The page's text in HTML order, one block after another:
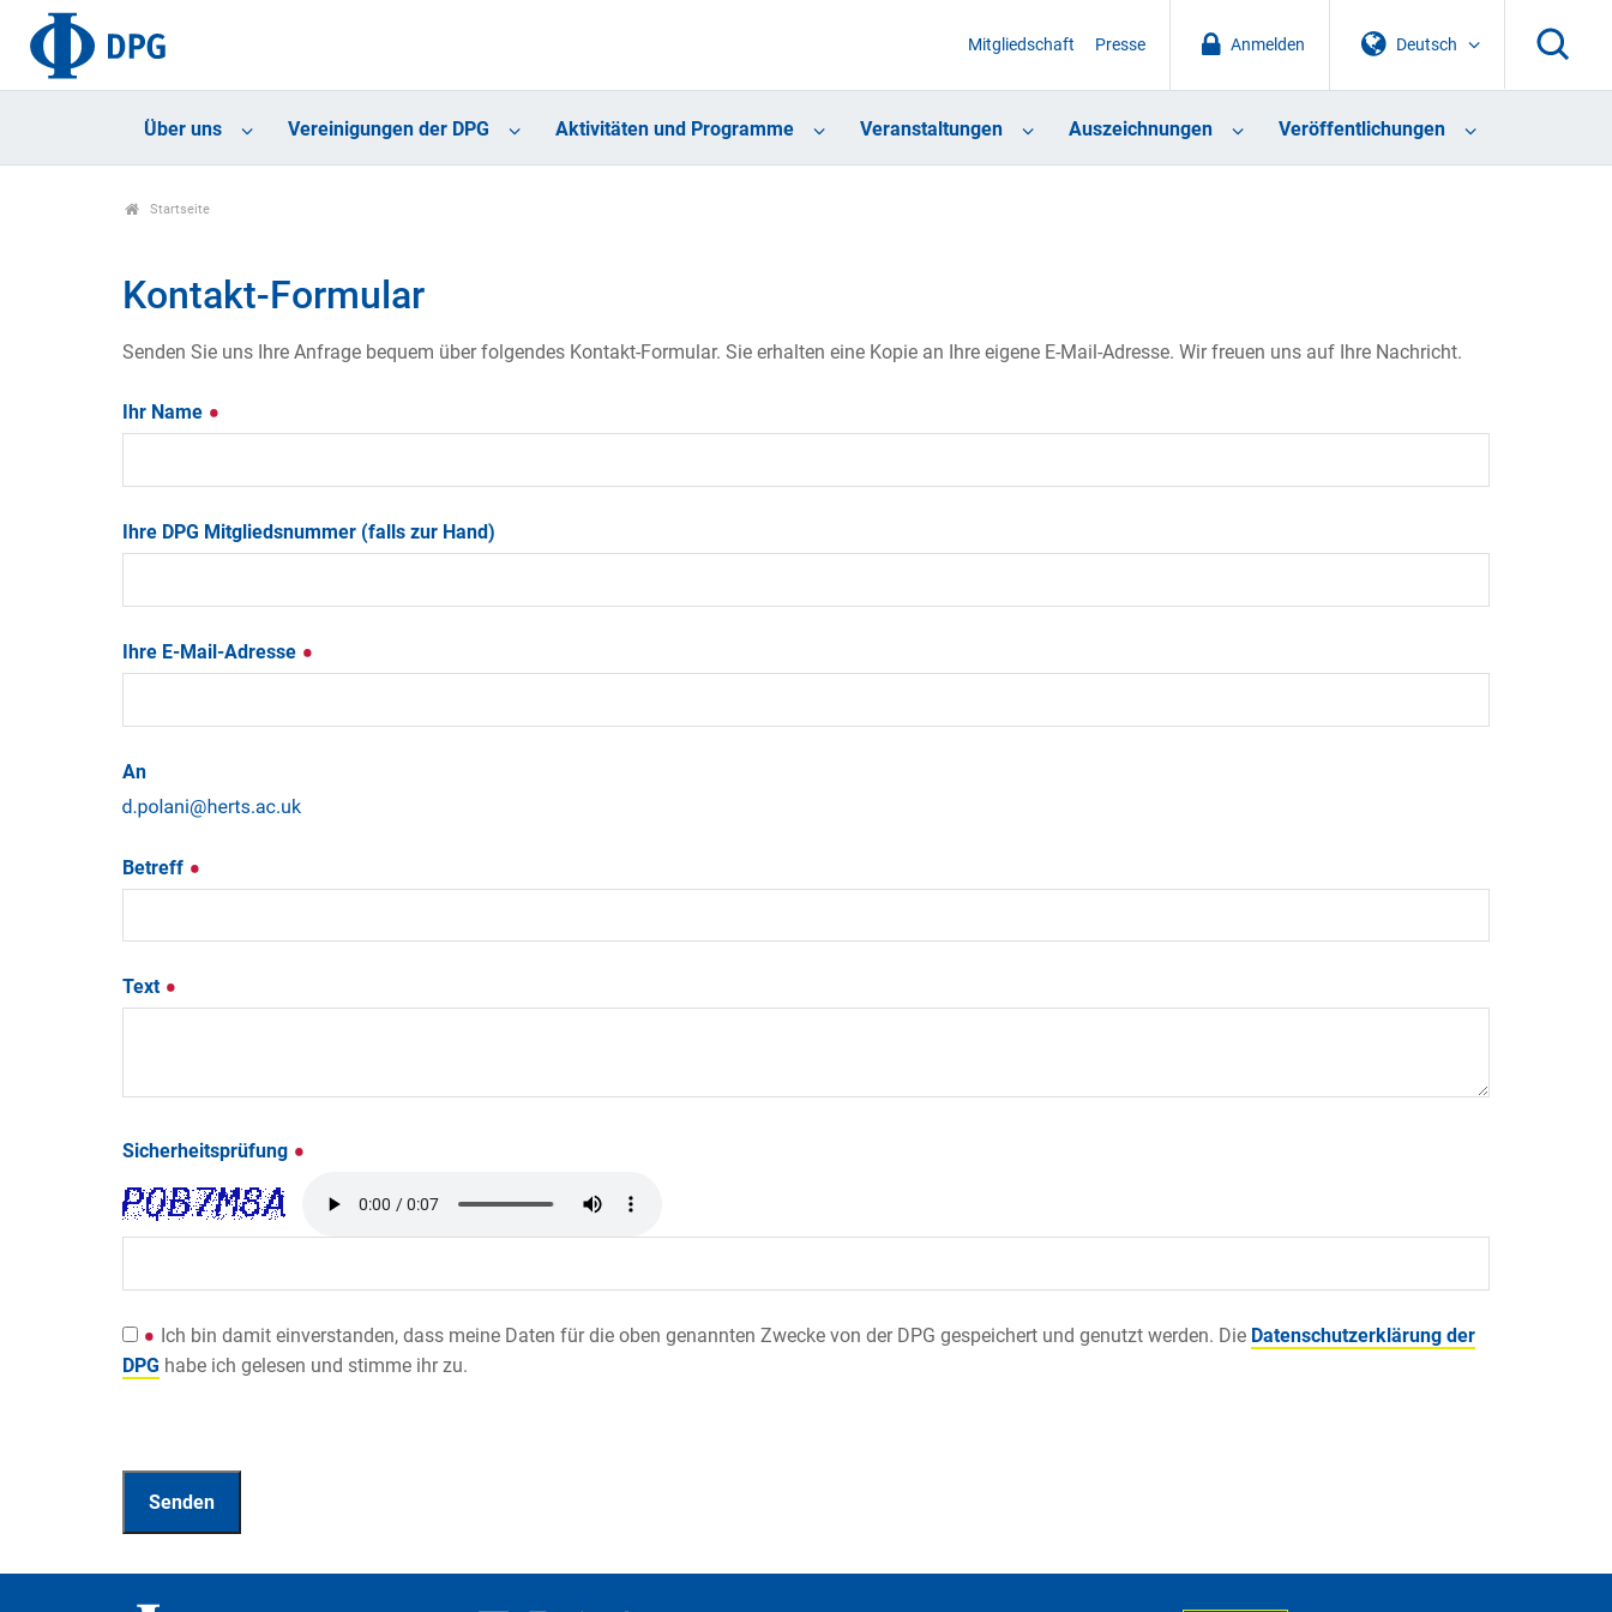
Deutsch
Anmelden
Mitgliedschaft Presse
Über uns Vereinigungen der DPG Aktivitäten und Programme Veranstaltungen Auszeichnungen Veröffentlichungen
Startseite
Kontakt-Formular
Senden Sie uns Ihre Anfrage bequem über folgendes Kontakt-Formular. Sie erhalten eine Kopie an Ihre eigene E-Mail-Adresse. Wir freuen uns auf Ihre Nachricht.
Ihr Name
Ihre DPG Mitgliedsnummer (falls zur Hand)
Ihre E-Mail-Adresse
An
Betreff
Text
Sicherheitsprüfung
Ich bin damit einverstanden, dass meine Daten für die oben genannten Zwecke von der DPG gespeichert und genutzt werden. Die Datenschutzerklärung der
DPG habe ich gelesen und stimme ihr zu.